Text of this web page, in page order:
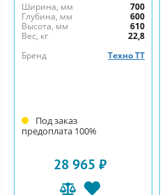
Ширина, мм
700
Глубина, мм
600
Высота, мм
610
Вес, кг
22,8
Бренд
Техно ТТ
Под заказ
предоплата 100%
28 965 ₽